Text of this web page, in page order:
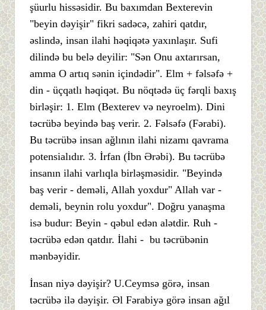
şüurlu hissəsidir. Bu baxımdan Bexterevin
"beyin dəyişir" fikri sadəcə, zahiri qatdır,
əslində, insan ilahi həqiqətə yaxınlaşır. Sufi
dilində bu belə deyilir: "Sən Onu axtarırsan,
amma O artıq sənin içindədir". Elm + fəlsəfə +
din - üçqatlı həqiqət. Bu nöqtədə üç fərqli baxış
birləşir: 1. Elm (Bexterev və neyroelm). Dini
təcrübə beyində baş verir. 2. Fəlsəfə (Fərabi).
Bu təcrübə insan ağlının ilahi nizamı qavrama
potensialıdır. 3. İrfan (İbn Ərəbi). Bu təcrübə
insanın ilahi varlıqla birləşməsidir. "Beyində
baş verir - deməli, Allah yoxdur" Allah var -
deməli, beynin rolu yoxdur". Doğru yanaşma
isə budur: Beyin - qəbul edən alətdir. Ruh -
təcrübə edən qatdır. İlahi - bu təcrübənin
mənbəyidir.
İnsan niyə dəyişir? U.Ceymsə görə, insan
təcrübə ilə dəyişir. Əl Fərabiyə görə insan ağıl